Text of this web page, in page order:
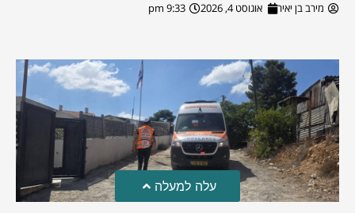
מירב בן יאיר אוגוסט 4, 2026 9:33 pm
עלה למעלה